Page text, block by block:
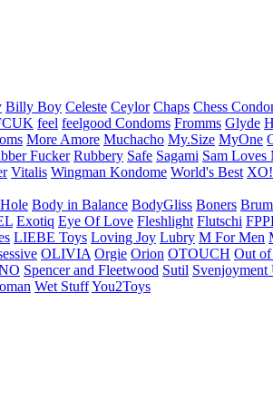
Billy Boy Celeste Ceylor Chaps Chess
feel feelgood Condoms Fromms Glyde
More Amore Muchacho My.Size MyOne
Fucker Rubbery Safe Sagami Sam Loves
Vitalis Wingman Kondome World's Best XO!
Body in Balance BodyGliss Boners
Exotiq Eye Of Love Fleshlight Flutschi
LIEBE Toys Loving Joy Lubry M For Men
OLIVIA Orgie Orion OTOUCH Out
Spencer and Fleetwood Sutil Svenjoyment
Wet StuffYou2Toys